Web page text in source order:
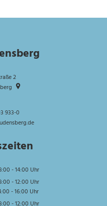
2
933-0
-14:00 Uhr
Von 08:00 bis 14:00 Uhr
-12:00 Uhr
Von 08:00 bis 12:00 Uhr
-16:00 Uhr
Von 14:00 bis 16:00 Uhr
-12:00 Uhr